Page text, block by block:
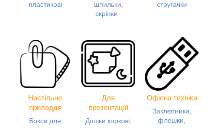
пластикові
шпильки,
скріпки
стругачки
Настільне
приладдя
Бокси для
Для
презентацій
Дошки коркові,
Офісна техніка
Заклепники,
флешки,